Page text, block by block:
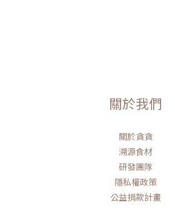
關於我們
關於貪貪
溯源食材
研發團隊
隱私權政策
公益捐款計畫